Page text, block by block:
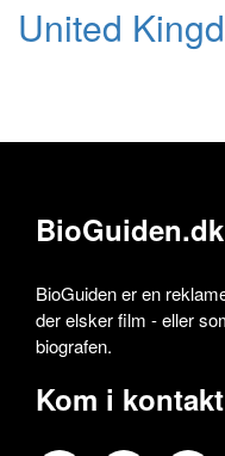
United
BioGuiden.dk
BioGuiden er en
der elsker film - eller
biografen.
Kom i